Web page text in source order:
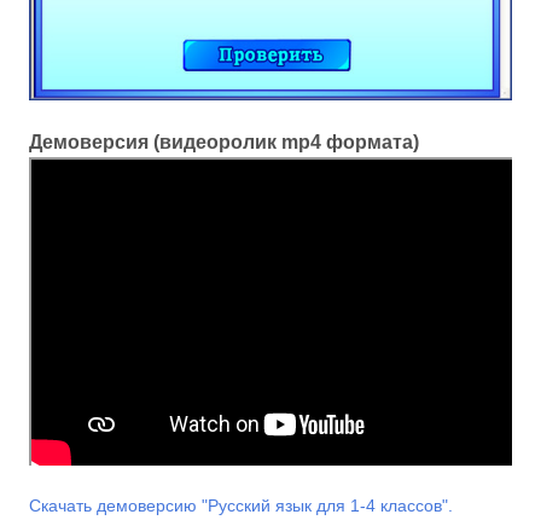
Демоверсия (видеоролик mp4 формата)
Скачать демоверсию "Русский язык для 1-4 классов".